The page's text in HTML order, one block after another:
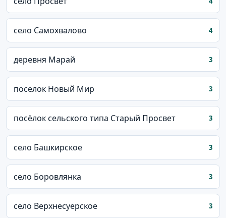
село Самохвалово 4
деревня Марай 3
поселок Новый Мир 3
посёлок сельского типа Старый Просвет 3
село Башкирское 3
село Боровлянка 3
село Верхнесуерское 3